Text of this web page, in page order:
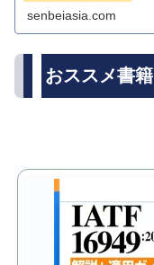
senbeiasia.com
おススメ書籍